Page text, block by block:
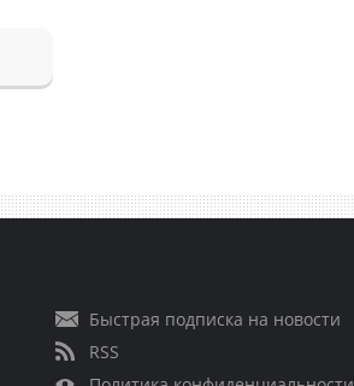
Быстрая подписка на новости
RSS